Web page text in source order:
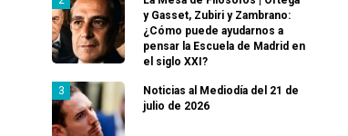
y Gasset, Zubiri y Zambrano:
¿Cómo puede ayudarnos a
pensar la Escuela de Madrid en
el siglo XXI?
Noticias al Mediodía del 21 de
julio de 2026